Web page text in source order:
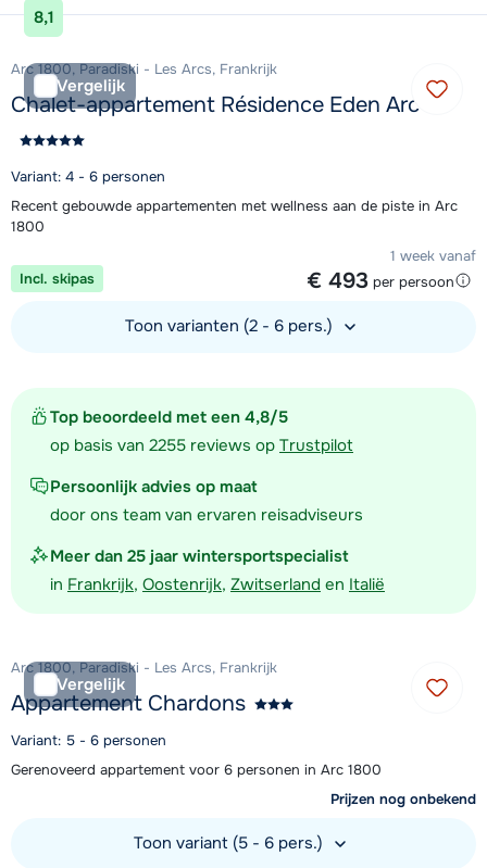
Top beoordeeld met een 4,8/5
op basis van 2255 reviews op Trustpilot
Persoonlijk advies op maat
door ons team van ervaren reisadviseurs
Meer dan 25 jaar wintersportspecialist
in Frankrijk, Oostenrijk, Zwitserland en Italië
8,1
Vergelijk
Arc 1800, Paradiski - Les Arcs, Frankrijk
Chalet-appartement Résidence Eden Arc
Variant: 4 - 6 personen
Recent gebouwde appartementen met wellness aan de piste in Arc
1800
1 week vanaf
€ 493 per persoon
Incl. skipas
Toon varianten (2 - 6 pers.)
Vergelijk
Arc 1800, Paradiski - Les Arcs, Frankrijk
Appartement Chardons
Variant: 5 - 6 personen
Gerenoveerd appartement voor 6 personen in Arc 1800
Prijzen nog onbekend
Toon variant (5 - 6 pers.)